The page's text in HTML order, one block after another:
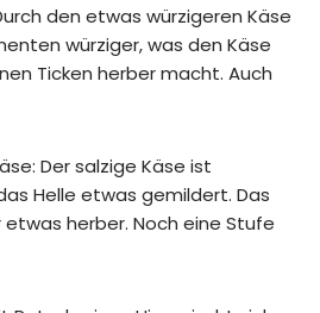
den etwas würzigeren Käse
würziger, was den Käse
Ticken herber macht. Auch
Der salzige Käse ist
Helle etwas gemildert. Das
herber. Noch eine Stufe